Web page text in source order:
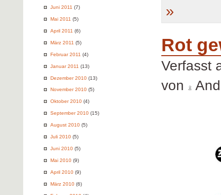
Juni 2011 (7)
Mai 2011 (5)
April 2011 (6)
März 2011 (5)
Februar 2011 (4)
Januar 2011 (13)
Dezember 2010 (13)
November 2010 (5)
Oktober 2010 (4)
September 2010 (15)
August 2010 (5)
Juli 2010 (5)
Juni 2010 (5)
Mai 2010 (9)
April 2010 (9)
März 2010 (6)
»
Rot
Verfasst
von